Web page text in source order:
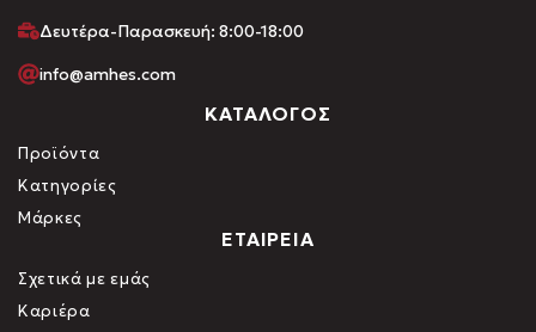
Δευτέρα-Παρασκευή: 8:00-18:00
info@amhes.com
ΚΑΤΑΛΟΓΟΣ
Προϊόντα
Κατηγορίες
Μάρκες
ΕΤΑΙΡΕΙΑ
Σχετικά με εμάς
Καριέρα